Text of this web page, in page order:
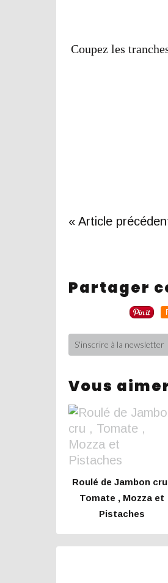
Coupez les
« Article
Partager
S'inscrire à la newsletter
Vous
Roulé de Jambon
Tomate , Mozza et
Pistaches